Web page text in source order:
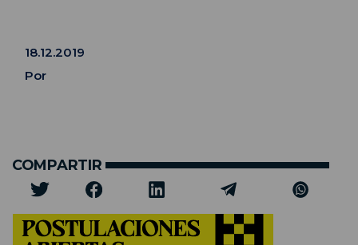
18.12.2019
Por
COMPARTIR